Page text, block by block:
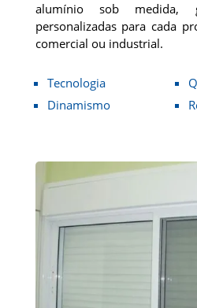
alumínio sob medida,
personalizadas para cada
comercial ou industrial.
Tecnologia
Dinamismo